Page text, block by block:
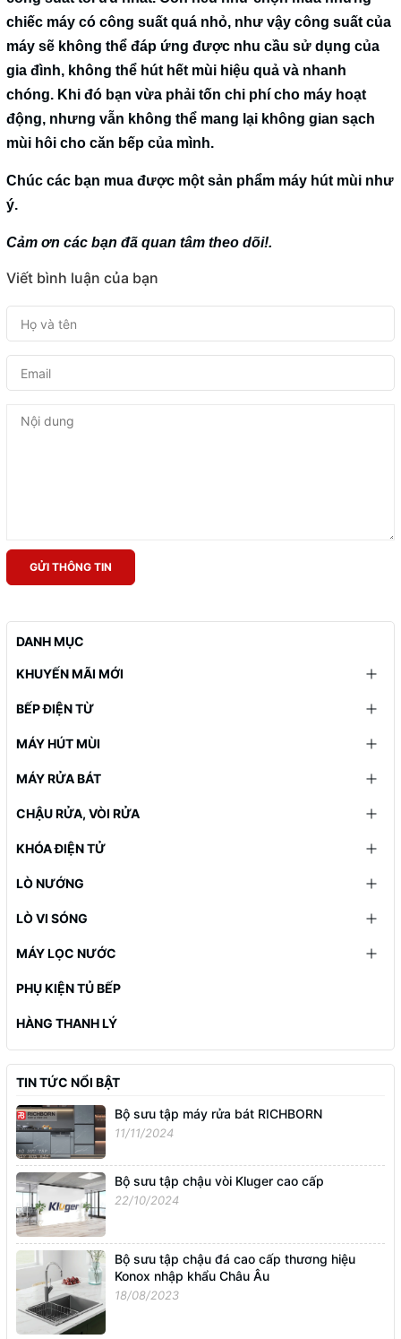
chiếc máy có công suất quá nhỏ, như vậy công suất của
máy sẽ không thể đáp ứng được nhu cầu sử dụng của
gia đình, không thể hút hết mùi hiệu quả và nhanh
chóng. Khi đó bạn vừa phải tốn chi phí cho máy hoạt
động, nhưng vẫn không thể mang lại không gian sạch
mùi hôi cho căn bếp của mình.
Chúc các bạn mua được một sản phẩm máy hút mùi như
ý.
Cảm ơn các bạn đã quan tâm theo dõi!.
Viết bình luận của bạn
GỬI THÔNG TIN
DANH MỤC
KHUYẾN MÃI MỚI
BẾP ĐIỆN TỪ
MÁY HÚT MÙI
MÁY RỬA BÁT
CHẬU RỬA, VÒI RỬA
KHÓA ĐIỆN TỬ
LÒ NƯỚNG
LÒ VI SÓNG
MÁY LỌC NƯỚC
PHỤ KIỆN TỦ BẾP
HÀNG THANH LÝ
TIN TỨC NỔI BẬT
Bộ sưu tập máy rửa bát RICHBORN
11/11/2024
Bộ sưu tập chậu vòi Kluger cao cấp
22/10/2024
Bộ sưu tập chậu đá cao cấp thương hiệu
Konox nhập khẩu Châu Âu
18/08/2023